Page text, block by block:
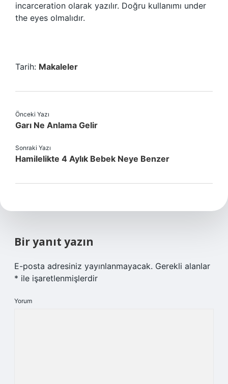
incarceration olarak yazılır. Doğru kullanımı under
the eyes olmalıdır.
Tarih: Makaleler
Önceki Yazı
Garı Ne Anlama Gelir
Sonraki Yazı
Hamilelikte 4 Aylık Bebek Neye Benzer
Bir yanıt yazın
E-posta adresiniz yayınlanmayacak. Gerekli alanlar
* ile işaretlenmişlerdir
Yorum